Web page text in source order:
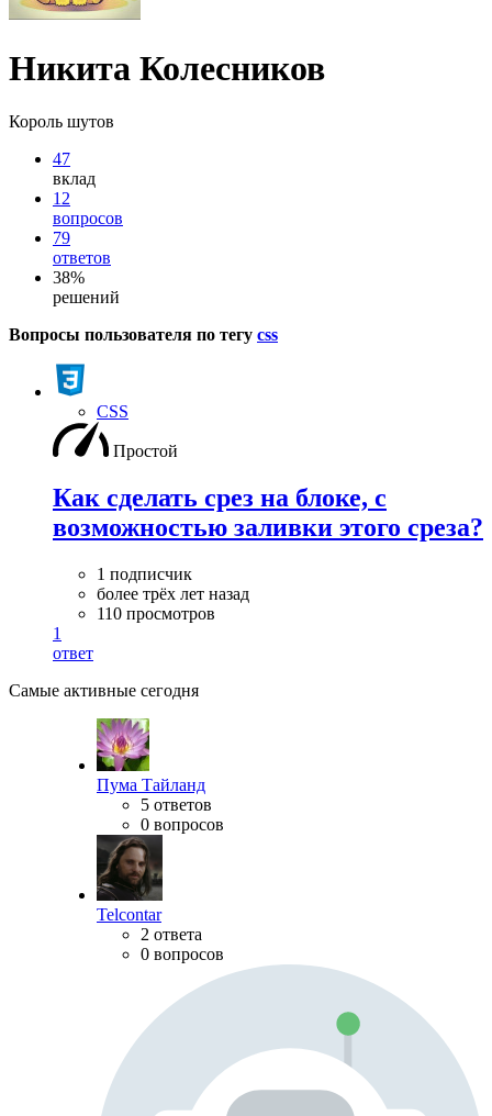
Никита Колесников
Король шутов
47
вклад
12
вопросов
79
ответов
38%
решений
Вопросы пользователя по тегу css
CSS
Простой
Как сделать срез на блоке, с
возможностью заливки этого среза?
1 подписчик
более трёх лет назад
110 просмотров
1
ответ
Самые активные сегодня
Пума Тайланд
5 ответов
0 вопросов
Telcontar
2 ответа
0 вопросов